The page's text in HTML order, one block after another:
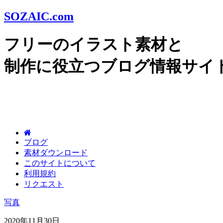
SOZAIC.com
フリーのイラスト素材と
制作に役立つブログ情報サイ
ブログ
素材ダウンロード
このサイトについて
利用規約
リクエスト
写真
2020年11月30日